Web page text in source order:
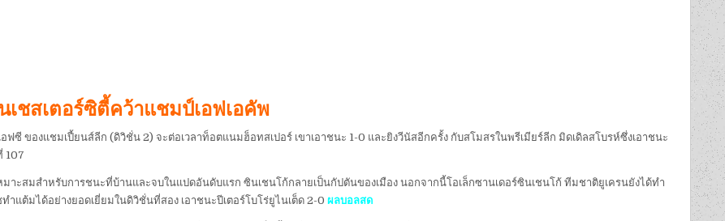
ชสเตอร์ซิตี้คว้าแชมป์เอฟเอคัพ
ซี ของแชมเปี้ยนส์ลีก (ดิวิชั่น 2) จะต่อเวลาท็อตแนมฮ็อทสเปอร์ เขาเอาชนะ 1-0 และยิงวีนัสอีกครั้ง กับสโมสรในพรีเมียร์ลีก มิดเดิลสโบรห์ซึ่งเอาชนะ
107
าะสมสำหรับการชนะที่บ้านและจบในแปดอันดับแรก ซินเชนโก้กลายเป็นกัปตันของเมือง นอกจากนี้โอเล็กซานเดอร์ซินเชนโก้ ทีมชาติยูเครนยังได้ทำ
แต้มได้อย่างยอดเยี่ยมในดิวิชั่นที่สอง เอาชนะปีเตอร์โบโร่ยูไนเต็ด 2-0 ผลบอลสด